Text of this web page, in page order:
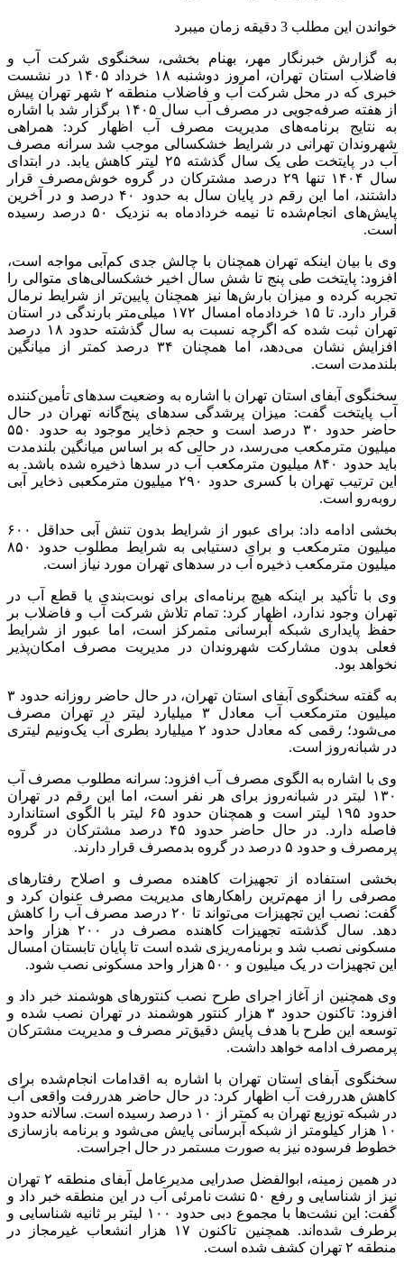
خواندن این مطلب 3 دقیقه زمان میبرد
به گزارش خبرنگار مهر، بهنام بخشی، سخنگوی شرکت آب و
فاضلاب استان تهران، امروز دوشنبه ۱۸ خرداد ۱۴۰۵ در نشست
خبری که در محل شرکت آب و فاضلاب منطقه ۲ شهر تهران پیش
از هفته صرفه‌جویی در مصرف آب سال ۱۴۰۵ برگزار شد با اشاره
به نتایج برنامه‌های مدیریت مصرف آب اظهار کرد: همراهی
شهروندان تهرانی در شرایط خشکسالی موجب شد سرانه مصرف
آب در پایتخت طی یک سال گذشته ۲۵ لیتر کاهش یابد. در ابتدای
سال ۱۴۰۴ تنها ۲۹ درصد مشترکان در گروه خوش‌مصرف قرار
داشتند، اما این رقم در پایان سال به حدود ۴۰ درصد و در آخرین
پایش‌های انجام‌شده تا نیمه خردادماه به نزدیک ۵۰ درصد رسیده
است.
وی با بیان اینکه تهران همچنان با چالش جدی کم‌آبی مواجه است،
افزود: پایتخت طی پنج تا شش سال اخیر خشکسالی‌های متوالی را
تجربه کرده و میزان بارش‌ها نیز همچنان پایین‌تر از شرایط نرمال
قرار دارد. تا ۱۵ خردادماه امسال ۱۷۲ میلی‌متر بارندگی در استان
تهران ثبت شده که اگرچه نسبت به سال گذشته حدود ۱۸ درصد
افزایش نشان می‌دهد، اما همچنان ۳۴ درصد کمتر از میانگین
بلندمدت است.
سخنگوی آبفای استان تهران با اشاره به وضعیت سدهای تأمین‌کننده
آب پایتخت گفت: میزان پرشدگی سدهای پنج‌گانه تهران در حال
حاضر حدود ۳۰ درصد است و حجم ذخایر موجود به حدود ۵۵۰
میلیون مترمکعب می‌رسد، در حالی که بر اساس میانگین بلندمدت
باید حدود ۸۴۰ میلیون مترمکعب آب در سدها ذخیره شده باشد. به
این ترتیب تهران با کسری حدود ۲۹۰ میلیون مترمکعبی ذخایر آبی
روبه‌رو است.
بخشی ادامه داد: برای عبور از شرایط بدون تنش آبی حداقل ۶۰۰
میلیون مترمکعب و برای دستیابی به شرایط مطلوب حدود ۸۵۰
میلیون مترمکعب ذخیره آب در سدهای تهران مورد نیاز است.
وی با تأکید بر اینکه هیچ برنامه‌ای برای نوبت‌بندی یا قطع آب در
تهران وجود ندارد، اظهار کرد: تمام تلاش شرکت آب و فاضلاب بر
حفظ پایداری شبکه آبرسانی متمرکز است، اما عبور از شرایط
فعلی بدون مشارکت شهروندان در مدیریت مصرف امکان‌پذیر
نخواهد بود.
به گفته سخنگوی آبفای استان تهران، در حال حاضر روزانه حدود ۳
میلیون مترمکعب آب معادل ۳ میلیارد لیتر در تهران مصرف
می‌شود؛ رقمی که معادل حدود ۲ میلیارد بطری آب یک‌ونیم لیتری
در شبانه‌روز است.
وی با اشاره به الگوی مصرف آب افزود: سرانه مطلوب مصرف آب
۱۳۰ لیتر در شبانه‌روز برای هر نفر است، اما این رقم در تهران
حدود ۱۹۵ لیتر است و همچنان حدود ۶۵ لیتر با الگوی استاندارد
فاصله دارد. در حال حاضر حدود ۴۵ درصد مشترکان در گروه
پرمصرف و حدود ۵ درصد در گروه بدمصرف قرار دارند.
بخشی استفاده از تجهیزات کاهنده مصرف و اصلاح رفتارهای
مصرفی را از مهم‌ترین راهکارهای مدیریت مصرف عنوان کرد و
گفت: نصب این تجهیزات می‌تواند تا ۲۰ درصد مصرف آب را کاهش
دهد. سال گذشته تجهیزات کاهنده مصرف در ۲۰۰ هزار واحد
مسکونی نصب شد و برنامه‌ریزی شده است تا پایان تابستان امسال
این تجهیزات در یک میلیون و ۵۰۰ هزار واحد مسکونی نصب شود.
وی همچنین از آغاز اجرای طرح نصب کنتورهای هوشمند خبر داد و
افزود: تاکنون حدود ۳ هزار کنتور هوشمند در تهران نصب شده و
توسعه این طرح با هدف پایش دقیق‌تر مصرف و مدیریت مشترکان
پرمصرف ادامه خواهد داشت.
سخنگوی آبفای استان تهران با اشاره به اقدامات انجام‌شده برای
کاهش هدررفت آب اظهار کرد: در حال حاضر هدررفت واقعی آب
در شبکه توزیع تهران به کمتر از ۱۰ درصد رسیده است. سالانه حدود
۱۰ هزار کیلومتر از شبکه آبرسانی پایش می‌شود و برنامه بازسازی
خطوط فرسوده نیز به صورت مستمر در حال اجراست.
در همین زمینه، ابوالفضل صدرایی مدیرعامل آبفای منطقه ۲ تهران
نیز از شناسایی و رفع ۵۰ نشت نامرئی آب در این منطقه خبر داد و
گفت: این نشت‌ها با مجموع دبی حدود ۱۰۰ لیتر بر ثانیه شناسایی و
برطرف شده‌اند. همچنین تاکنون ۱۷ هزار انشعاب غیرمجاز در
منطقه ۲ تهران کشف شده است.